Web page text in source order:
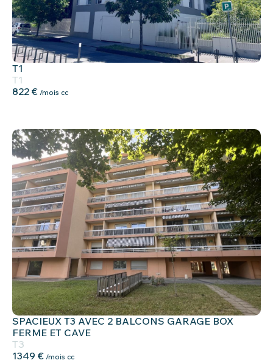
T1
T1
822 € /mois cc
SPACIEUX T3 AVEC 2 BALCONS GARAGE BOX
FERME ET CAVE
T3
1349 € /mois cc